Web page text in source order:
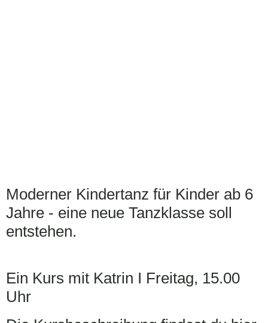
Moderner Kindertanz für Kinder ab 6
Jahre - eine neue Tanzklasse soll
entstehen.
Ein Kurs mit Katrin I Freitag, 15.00
Uhr